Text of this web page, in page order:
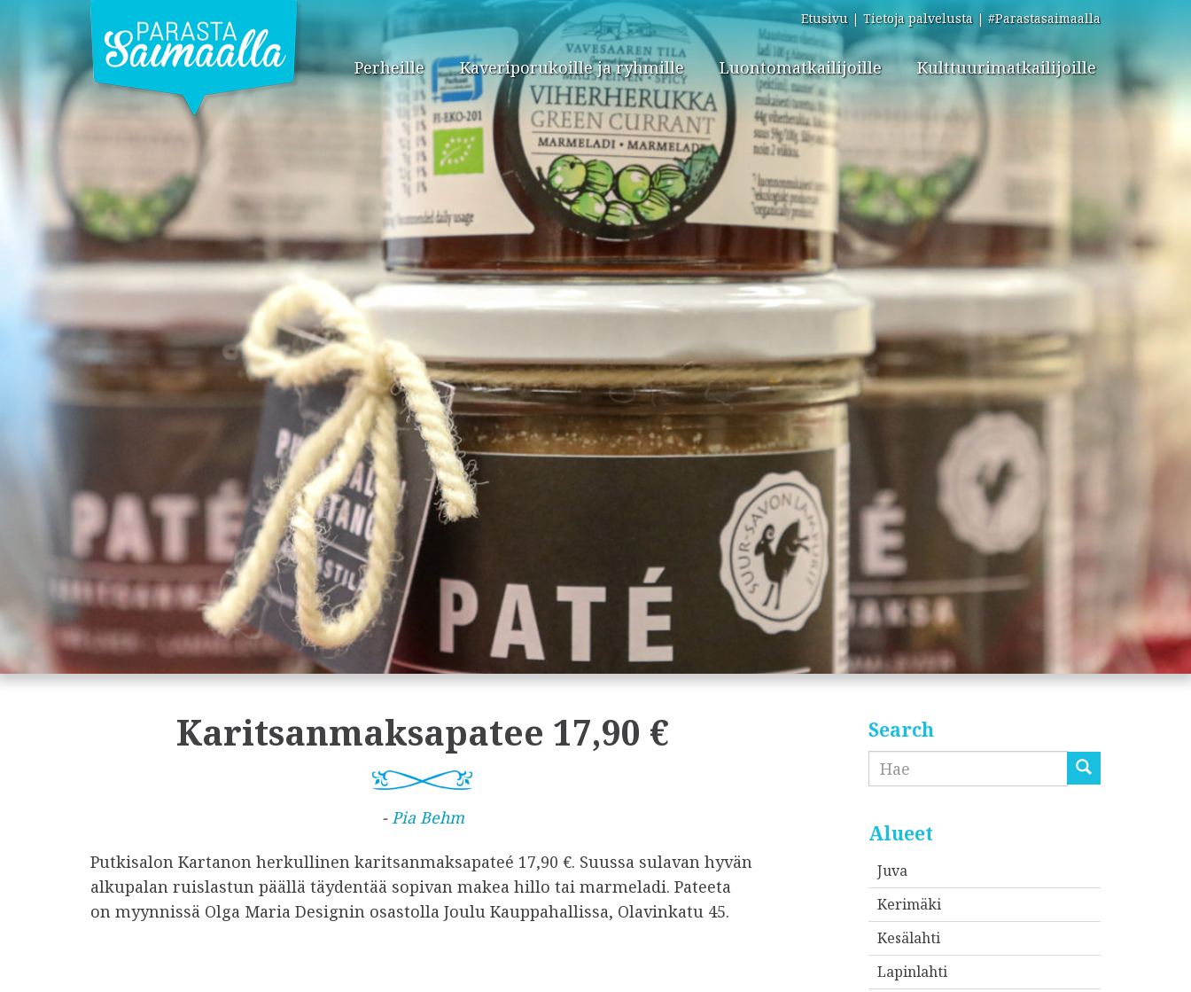
Etusivu Tietoja palvelusta #Parastasaimaalla
Perheille Kaveriporukoille ja ryhmille Luontomatkailijoille Kulttuurimatkailijoille
Karitsanmaksapatee 17,90 €
-Pia Behm
Putkisalon Kartanon herkullinen karitsanmaksapateé 17,90 €. Suussa sulavan hyvän
alkupalan ruislastun päällä täydentää sopivan makea hillo tai marmeladi. Pateeta
on myynnissä Olga Maria Designin osastolla Joulu Kauppahallissa, Olavinkatu 45.
Search
Etsi
Alueet
Juva
Kerimäki
Kesälahti
Lapinlahti